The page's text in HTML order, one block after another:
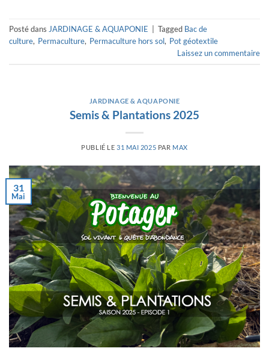
Posté dans JARDINAGE & AQUAPONIE Tagged Bac de
culture, Permaculture, Permaculture hors sol, Pot géotextile
Laissez un commentaire
JARDINAGE & AQUAPONIE
Semis & Plantations 2025
PUBLIÉ LE 31 MAI 2025 PAR MAX
31
Mai